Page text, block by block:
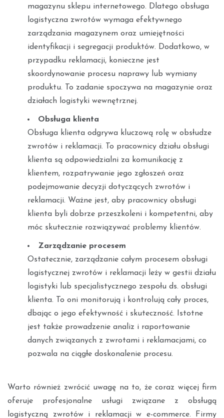
magazynu sklepu internetowego. Dlatego obsługa
logistyczna zwrotów wymaga efektywnego
zarządzania magazynem oraz umiejętności
identyfikacji i segregacji produktów. Dodatkowo, w
przypadku reklamacji, konieczne jest
skoordynowanie procesu naprawy lub wymiany
produktu. To zadanie spoczywa na magazynie oraz
działach logistyki wewnętrznej.
Obsługa klienta
Obsługa klienta odgrywa kluczową rolę w obsłudze
zwrotów i reklamacji. To pracownicy działu obsługi
klienta są odpowiedzialni za komunikację z
klientem, rozpatrywanie jego zgłoszeń oraz
podejmowanie decyzji dotyczących zwrotów i
reklamacji. Ważne jest, aby pracownicy obsługi
klienta byli dobrze przeszkoleni i kompetentni, aby
móc skutecznie rozwiązywać problemy klientów.
Zarządzanie procesem
Ostatecznie, zarządzanie całym procesem obsługi
logistycznej zwrotów i reklamacji leży w gestii działu
logistyki lub specjalistycznego zespołu ds. obsługi
klienta. To oni monitorują i kontrolują cały proces,
dbając o jego efektywność i skuteczność. Istotne
jest także prowadzenie analiz i raportowanie
danych związanych z zwrotami i reklamacjami, co
pozwala na ciągłe doskonalenie procesu.
Warto również zwrócić uwagę na to, że coraz więcej firm
oferuje profesjonalne usługi związane z obsługą
logistyczną zwrotów i reklamacji w e-commerce. Firmy